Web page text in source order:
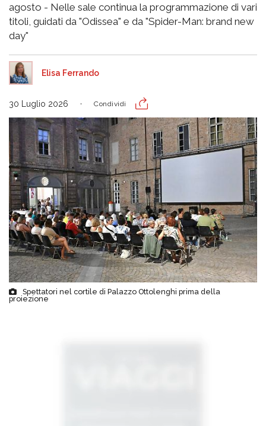
agosto - Nelle sale continua la programmazione di vari
titoli, guidati da "Odissea" e da "Spider-Man: brand new
day"
Elisa Ferrando
30 Luglio 2026 Condividi
Spettatori nel cortile di Palazzo Ottolenghi prima della
proiezione